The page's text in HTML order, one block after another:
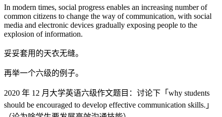
In modern times, social progress enables an increasing number of
common citizens to change the way of communication, with social
media and electronic devices gradually exposing people to the
explosion of information.
妥妥套用的天衣无缝。
再举一个六级的例子。
2020 年 12 月大学英语六级作文题目：讨论下「why students
should be encouraged to develop effective communication skills.」